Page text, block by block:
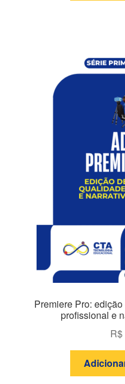
Premiere Pro:
profissional e
R$